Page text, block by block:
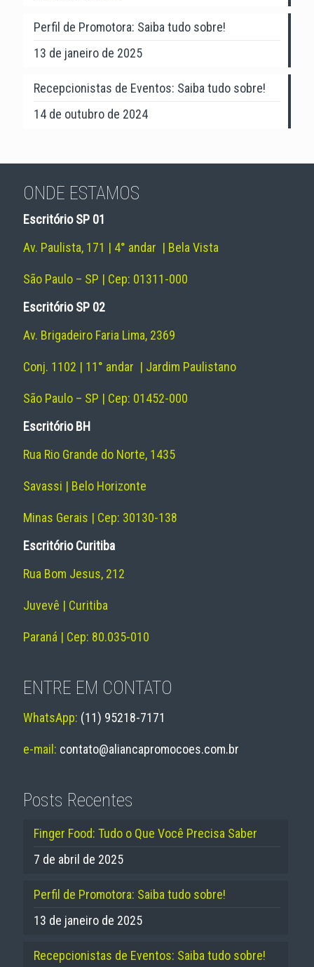
Perfil de Promotora: Saiba tudo sobre!
13 de janeiro de 2025
Recepcionistas de Eventos: Saiba tudo sobre!
14 de outubro de 2024
ONDE ESTAMOS
Escritório SP 01
Av. Paulista, 171 | 4° andar | Bela Vista
São Paulo – SP | Cep: 01311-000
Escritório SP 02
Av. Brigadeiro Faria Lima, 2369
Conj. 1102 | 11° andar | Jardim Paulistano
São Paulo – SP | Cep: 01452-000
Escritório BH
Rua Rio Grande do Norte, 1435
Savassi | Belo Horizonte
Minas Gerais | Cep: 30130-138
Escritório Curitiba
Rua Bom Jesus, 212
Juvevê | Curitiba
Paraná | Cep: 80.035-010
ENTRE EM CONTATO
WhatsApp: (11) 95218-7171
e-mail: contato@aliancapromocoes.com.br
Posts Recentes
Finger Food: Tudo o Que Você Precisa Saber
7 de abril de 2025
Perfil de Promotora: Saiba tudo sobre!
13 de janeiro de 2025
Recepcionistas de Eventos: Saiba tudo sobre!